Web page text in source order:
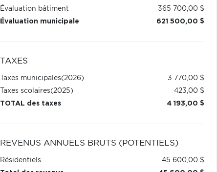
Évaluation bâtiment
365 700,00 $
Évaluation municipale
621 500,00 $
TAXES
Taxes municipales(2026)
3 770,00 $
Taxes scolaires(2025)
423,00 $
TOTAL des taxes
4 193,00 $
REVENUS ANNUELS BRUTS (POTENTIELS)
Résidentiels
45 600,00 $